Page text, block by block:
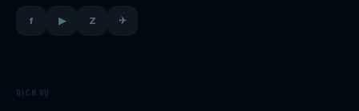
f ▶ Z ✈
DỊCH VỤ